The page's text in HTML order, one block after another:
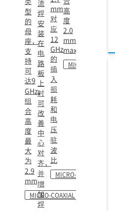
型
的
母
座，
支
持
可
达9
GHz,
组
合
高
度
最
大
为
2.9
mm
MICRO-COAXIAL
流
焊
安
装
在
电
路
板
上
时
可
改
善
中
心
对
齐，
并
增
加
焊
mm
对
应
12
GHz
的
插
入
损
耗
和
电
压
驻
波
比
MICRO-COAXIAL
高
度
2.0
mm
max.
MICRO-COAXIAL